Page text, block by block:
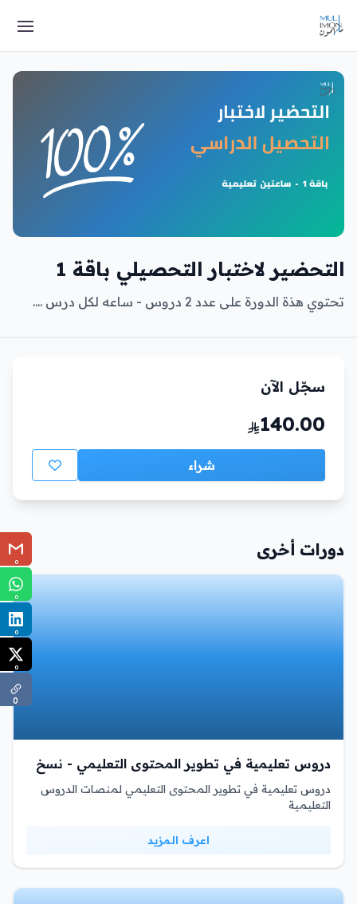
التحضير لاختبار التحصيلي باقة 1
تحتوي هذة الدورة على عدد 2 دروس - ساعه لكل درس ....
سجّل الآن
140.00
شراء
دورات أخرى
دروس تعليمية في تطوير المحتوى التعليمي - نسخ
دروس تعليمية في تطوير المحتوى التعليمي لمنصات الدروس
التعليمية
اعرف المزيد
0
0
0
0
0